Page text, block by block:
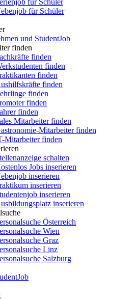
für Schüler
für Schüler
und StudentJob
finden
finden
finden
finden
finden
finden
finden
finden
Mitarbeiter finden
Mitarbeiter finden
Mitarbeiter finden
schalten
Jobs inserieren
inserieren
inserieren
inserieren
inserieren
Österreich
Wien
Graz
Linz
Salzburg